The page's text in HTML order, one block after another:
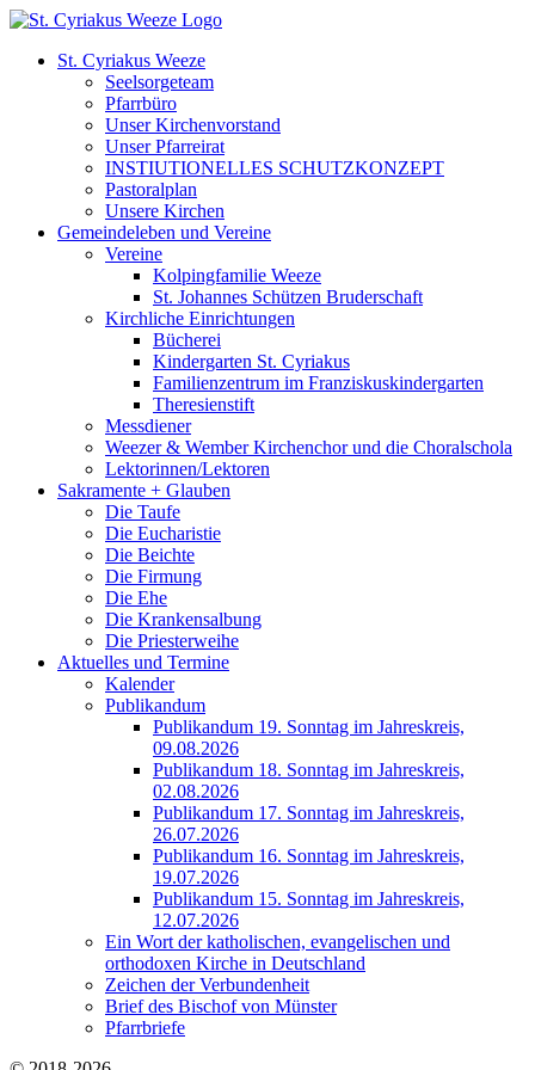
Zum
springenSt. Cyriakus Weeze
Seelsorgeteam
Pfarrbüro
Unser Kirchenvorstand
Unser Pfarreirat
INSTIUTIONELLES SCHUTZKONZEPT
Pastoralplan
Unsere Kirchen
Gemeindeleben und Vereine
Vereine
Kolpingfamilie Weeze
St. Johannes Schützen Bruderschaft
Kirchliche Einrichtungen
Bücherei
Kindergarten St. Cyriakus
Familienzentrum im Franziskuskindergarten
Theresienstift
Messdiener
Weezer & Wember Kirchenchor und die Choralschola
Lektorinnen/Lektoren
Sakramente + Glauben
Die Taufe
Die Eucharistie
Die Beichte
Die Firmung
Die Ehe
Die Krankensalbung
Die Priesterweihe
Aktuelles und Termine
Kalender
Publikandum
Publikandum 19. Sonntag im Jahreskreis,
09.08.2026
Publikandum 18. Sonntag im Jahreskreis,
02.08.2026
Publikandum 17. Sonntag im Jahreskreis,
26.07.2026
Publikandum 16. Sonntag im Jahreskreis,
19.07.2026
Publikandum 15. Sonntag im Jahreskreis,
12.07.2026
Ein Wort der katholischen, evangelischen und
orthodoxen Kirche in Deutschland
Zeichen der Verbundenheit
Brief des Bischof von Münster
Pfarrbriefe